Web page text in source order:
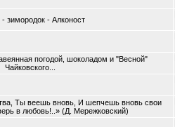
- зимородок - Алконост
погодой, шоколадом и "Весной"
Чайковского...
Ты веешь вновь, И шепчешь вновь свои
в любовь!..» (Д. Мережковский)